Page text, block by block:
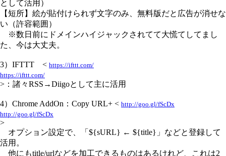
として活用）
【短所】絵が貼付けられず文字のみ、無料版だと広告が消せな
い（許容範囲）
※数日前にドメインハイジャックされてて大慌てしてまし
た、今は大丈夫。
3）IFTTT < https://ifttt.com/
https://ifttt.com/
>：諸々RSS→Diigoとして主に活用
4）Chrome AddOn：Copy URL+ < http://goo.gl/fScDx
http://goo.gl/fScDx
>
オプション設定で、「${sURL} ← ${title}」などと登録して
活用。
他にもtitle/urlなどを加工できるものはあるけれど、これは2